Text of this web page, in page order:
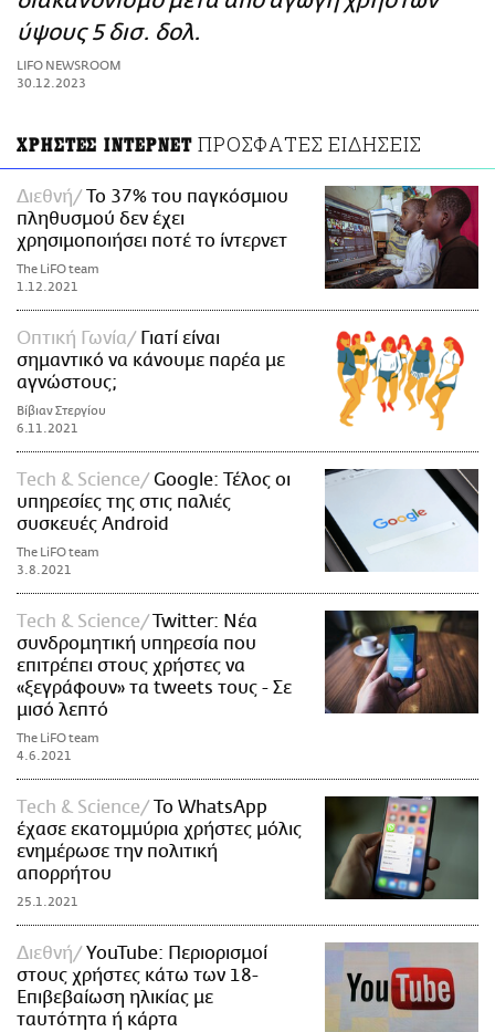
ΑΜΠΑ
PRINT
ύψους 5 δισ. δολ.
LIFO NEWSROOM
30.12.2023
ΧΡΗΣΤΕΣ ΙΝΤΕΡΝΕΤ ΠΡΟΣΦΑΤΕΣ ΕΙΔΗΣΕΙΣ
Διεθνή
Το 37% του παγκόσμιου
πληθυσμού δεν έχει
χρησιμοποιήσει ποτέ το ίντερνετ
The LiFO team
1.12.2021
Οπτική Γωνία
Γιατί είναι
σημαντικό να κάνουμε παρέα με
αγνώστους;
Βίβιαν Στεργίου
6.11.2021
Τech & Science
Google: Τέλος οι
υπηρεσίες της στις παλιές
συσκευές Android
The LiFO team
3.8.2021
Τech & Science
Twitter: Νέα
συνδρομητική υπηρεσία που
επιτρέπει στους χρήστες να
«ξεγράφουν» τα tweets τους - Σε
μισό λεπτό
The LiFO team
4.6.2021
Τech & Science
Το WhatsApp
έχασε εκατομμύρια χρήστες μόλις
ενημέρωσε την πολιτική
απορρήτου
25.1.2021
Διεθνή
YouTube: Περιορισμοί
στους χρήστες κάτω των 18-
Επιβεβαίωση ηλικίας με
ταυτότητα ή κάρτα